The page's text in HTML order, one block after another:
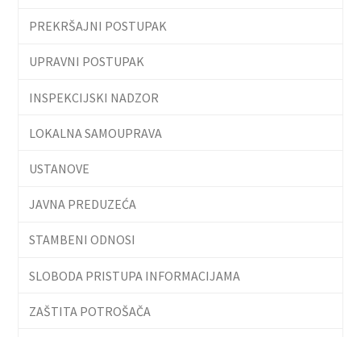
PREKRŠAJNI POSTUPAK
UPRAVNI POSTUPAK
INSPEKCIJSKI NADZOR
LOKALNA SAMOUPRAVA
USTANOVE
JAVNA PREDUZEĆA
STAMBENI ODNOSI
SLOBODA PRISTUPA INFORMACIJAMA
ZAŠTITA POTROŠAČA